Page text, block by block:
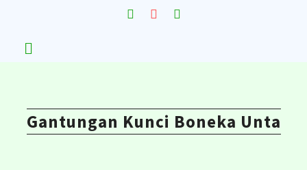
Gantungan Kunci Boneka Unta